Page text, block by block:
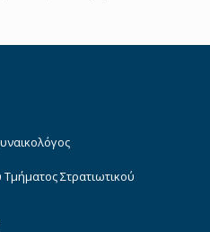
Τμήματος Στρατιωτικού